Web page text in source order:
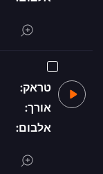
טראק:
אורך:
אלבום: